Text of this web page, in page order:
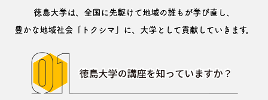
徳島大学は、全国に先駆けて地域の誰もが学び直し、
豊かな地域社会「トクシマ」に、大学として貢献していきます。